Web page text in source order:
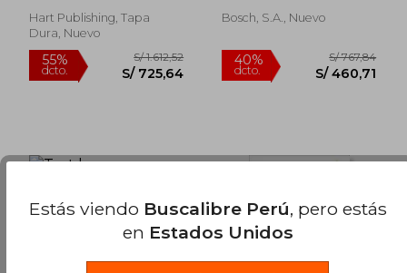
S/ 2.170,53
55%
dcto.
Hart Publishing, Tapa
Dura, Nuevo
Bosch, S.A., Nuevo
Estás viendo Buscalibre Perú, pero estás
en Estados Unidos